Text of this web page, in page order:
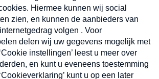
naar meer
en tips?
Inschrijven